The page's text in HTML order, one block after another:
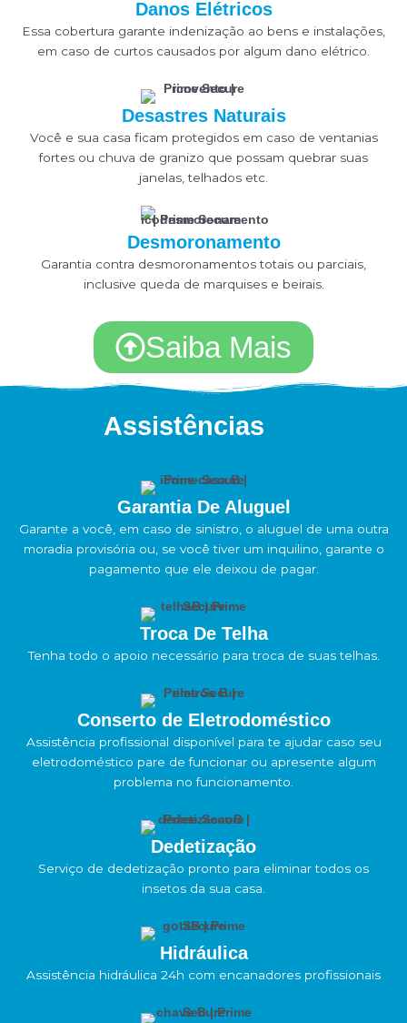
Danos Elétricos
Essa cobertura garante indenização ao bens e instalações,
em caso de curtos causados por algum dano elétrico.
Desastres Naturais
Você e sua casa ficam protegidos em caso de ventanias
fortes ou chuva de granizo que possam quebrar suas
janelas, telhados etc.
Desmoronamento
Garantia contra desmoronamentos totais ou parciais,
inclusive queda de marquises e beirais.
Saiba Mais
Assistências
Garantia De Aluguel
Garante a você, em caso de sinistro, o aluguel de uma outra
moradia provisória ou, se você tiver um inquilino, garante o
pagamento que ele deixou de pagar.
Troca De Telha
Tenha todo o apoio necessário para troca de suas telhas.
Conserto de Eletrodoméstico
Assistência profissional disponível para te ajudar caso seu
eletrodoméstico pare de funcionar ou apresente algum
problema no funcionamento.
Dedetização
Serviço de dedetização pronto para eliminar todos os
insetos da sua casa.
Hidráulica
Assistência hidráulica 24h com encanadores profissionais